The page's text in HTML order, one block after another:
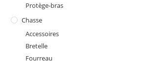
Protège-bras
Chasse
Accessoires
Bretelle
Fourreau